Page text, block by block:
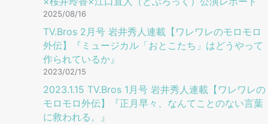
2025/08/16
TV.Bros 2⽉号 岩井秀⼈連載【ワレワレのモロモロ
外伝】『ミュージカル「おとこたち」はどうやって
作られているか』
2023/02/15
2023.1.15 TV.Bros 1⽉号 岩井秀⼈連載【ワレワレの
モロモロ外伝】『正月早々、なんてことのない言葉
に救われる。』